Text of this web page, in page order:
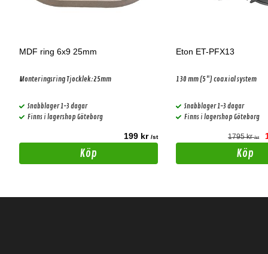
MDF ring 6x9 25mm
Monteringsring Tjocklek:25mm
Snabblager 1-3 dagar
Finns i lagershop Göteborg
199 kr /st
Köp
Eton ET-PFX13
130 mm (5") coaxial system
Snabblager 1-3 dagar
Finns i lagershop Göteborg
1795 kr/st
Köp